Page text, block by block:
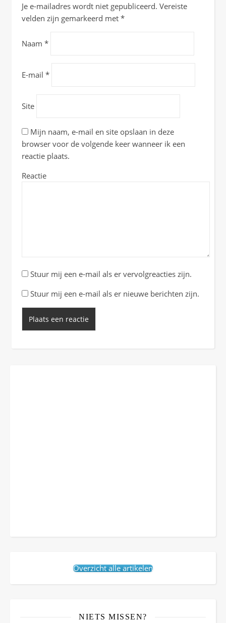
Je e-mailadres wordt niet gepubliceerd. Vereiste
velden zijn gemarkeerd met *
Naam *
E-mail *
Site
Mijn naam, e-mail en site opslaan in deze
browser voor de volgende keer wanneer ik een
reactie plaats.
Reactie
Stuur mij een e-mail als er vervolgreacties zijn.
Stuur mij een e-mail als er nieuwe berichten zijn.
Overzicht alle artikelen
NIETS MISSEN?